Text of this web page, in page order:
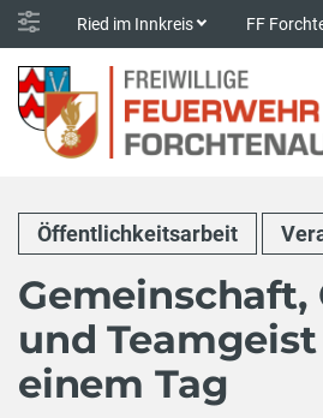
Ried im Innkreis FF
Öffentlichkeitsarbeit
Gemeinschaft,
und Teamgeist
einem Tag